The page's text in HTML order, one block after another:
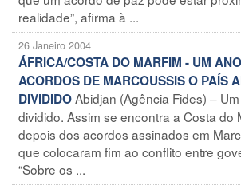
realidade”, afirma à ...
26 Janeiro 2004
ÁFRICA/COSTA DO MARFIM - UM
ACORDOS DE MARCOUSSIS O PAÍS
DIVIDIDOAbidjan (Agência Fides) –
dividido. Assim se encontra a Costa do
depois dos acordos assinados em
que colocaram fim ao conflito entre
“Sobre os ...